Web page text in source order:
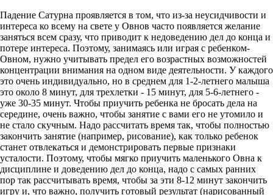
Падение Сатурна проявляется в том, что из-за неусидчивости и
интереса ко всему на свете у Овнов часто появляется желание
заняться всем сразу, что приводит к недоведению дел до конца и
потере интереса. Поэтому, занимаясь или играя с ребенком-
Овном, нужно учитывать предел его возрастных возможностей
концентрации внимания на одном виде деятельности. У каждого
это очень индивидуально, но в среднем для 1-2-летнего малыша
это около 8 минут, для трехлетки - 15 минут, для 5-6-летнего -
уже 30-35 минут. Чтобы приучить ребенка не бросать дела на
середине, очень важно, чтобы занятие с вами его не утомило и
не стало скучным. Надо рассчитать время так, чтобы полностью
закончить занятие (например, рисование), как только ребенок
станет отвлекаться и демонстрировать первые признаки
усталости. Поэтому, чтобы мягко приучить маленького Овна к
дисциплине и доведению дел до конца, надо с самых ранних
пор так рассчитывать время, чтобы за эти 8-12 минут закончить
игру и, что важно, получить готовый результат (нарисованный